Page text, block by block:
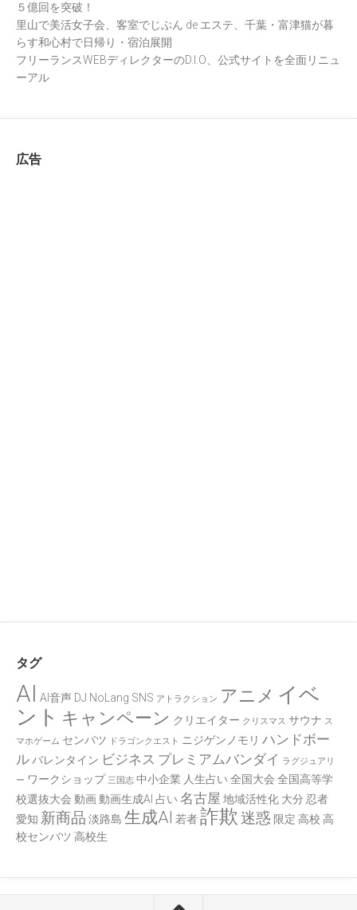
５億回を突破！
里山で美活女子会、客室でじぶん de エステ、千葉・富津猫が暮
らす和心村で日帰り・宿泊展開
フリーランスWEBディレクターのD.I.O、公式サイトを全面リニュ
ーアル
広告
タグ
AI AI音声 DJ NoLang SNS アトラクション アニメ イベ
ント キャンペーン クリエイター クリスマス サウナ ス
マホゲーム センバツ ドラゴンクエスト ニジゲンノモリ ハンドボー
ルバレンタイン ビジネス プレミアムバンダイ ラグジュアリ
ー ワークショップ 三国志 中小企業 人生占い 全国大会 全国高等学
校選抜大会 動画動画生成AI 占い 名古屋 地域活性化 大分 忍者
愛知 新商品 淡路島 生成AI 若者詐欺 迷惑 限定 高校 高
校センバツ 高校生